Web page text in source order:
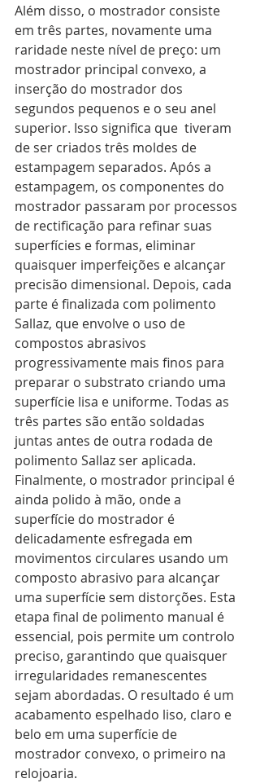
Além disso, o mostrador consiste
em três partes, novamente uma
raridade neste nível de preço: um
mostrador principal convexo, a
inserção do mostrador dos
segundos pequenos e o seu anel
superior. Isso significa que  tiveram
de ser criados três moldes de
estampagem separados. Após a
estampagem, os componentes do
mostrador passaram por processos
de rectificação para refinar suas
superfícies e formas, eliminar
quaisquer imperfeições e alcançar
precisão dimensional. Depois, cada
parte é finalizada com polimento
Sallaz, que envolve o uso de
compostos abrasivos
progressivamente mais finos para
preparar o substrato criando uma
superfície lisa e uniforme. Todas as
três partes são então soldadas
juntas antes de outra rodada de
polimento Sallaz ser aplicada.
Finalmente, o mostrador principal é
ainda polido à mão, onde a
superfície do mostrador é
delicadamente esfregada em
movimentos circulares usando um
composto abrasivo para alcançar
uma superfície sem distorções. Esta
etapa final de polimento manual é
essencial, pois permite um controlo
preciso, garantindo que quaisquer
irregularidades remanescentes
sejam abordadas. O resultado é um
acabamento espelhado liso, claro e
belo em uma superfície de
mostrador convexo, o primeiro na
relojoaria.